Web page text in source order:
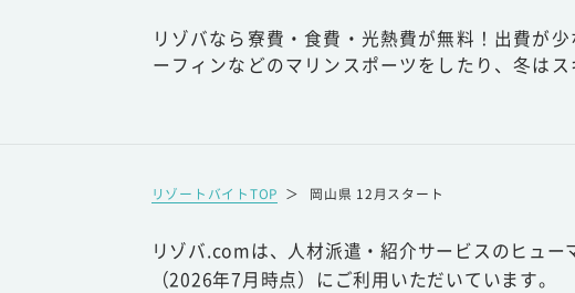
リゾバなら寮費・食費・光熱費が無料！出費が
ーフィンなどのマリンスポーツをしたり、冬は
リゾートバイトTOP ＞ 岡山県 12月スタート
リゾバ.comは、人材派遣・紹介サービスのヒュ
（2026年7月時点）にご利用いただいています。